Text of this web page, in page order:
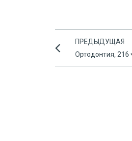
ПРЕДЫДУЩАЯ
Ортодонтия, 216